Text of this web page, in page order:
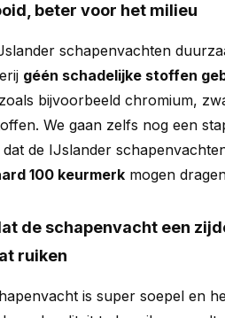
beter voor het milieu
schapenvachten
géén schadelijke stoffen
bijvoorbeeld chromium,
We gaan zelfs nog een
dat de IJslander
100 keurmerk mogen
de schapenvacht een
ruiken
is super soepel en